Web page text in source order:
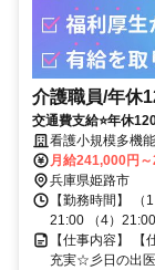
介護職員/年休
交通費支給⭐️年休
⭕️車通勤ＯＫ
看護小規模多機
月給241,000円
兵庫県姫路市
【勤務時間】
21:00 （4）
【仕事内容】
充実☆彡日の出